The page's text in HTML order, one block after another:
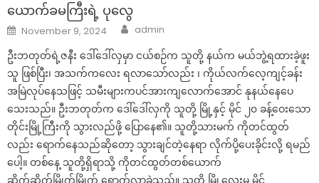
ယောက်ခမကြီးရဲ့ ပုလွေ
Posted
on
November 9, 2024 Author
admin
ဦးဘတုတ်ရဲ့ဇနီး ဒေါ်ဒေါ်လှမှာ ငယ်စဉ်က သူတို့ နယ်က မယ်ဘွဲ့ရထားခဲ့ဖူး
သူ ဖြစ်ပြီး၊ အသက်ကလေး ရလာသော်လည်း ၊ ကိုယ်လက်လေ့ကျင့်ခန်း
အမြဲလုပ်နေသဖြင့် သမီးများကပင်အားကျလောက်အောင် နုနယ်နေပေ
သေးသည်။ ဦးဘတုတ်က ဒေါ်ဒေါ်လှကို သူတို့ မြို့နှင့် မိုင် ၂၀ ခန့်ဝေးသော
တိုင်းမြို့ကြီးကို သွားလည်ဖို့ ပြောနေ၏။ သူတို့သားမက် ကိုတင်ထွတ်
လည်း ရောက်နေသည်ဆိုတော့ သွားချင်တဲ့နေရာ လိုက်ပို့ပေးခိုင်းလို့ ရမည်
ပေါ့။ တစ်နေ့ သူတို့ရှိရာသို့ ကိုတင်ထွတ်တစ်ယောက်
ဆိုက်ဆိုက်မြိုက်မြိုက် ရောက်လာခဲ့သည်။ သူတို့ မြို့လေးမှ မိုင်